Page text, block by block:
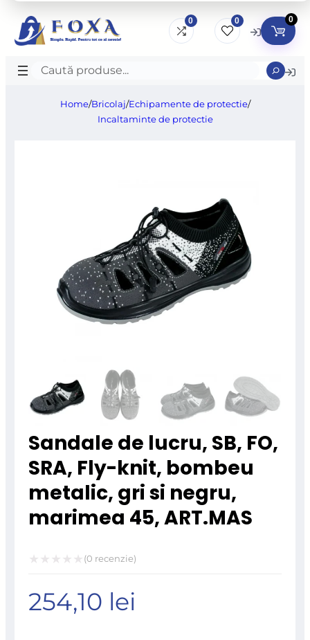
0 0 0
Caută
Home/Bricolaj/Echipamente de protectie/
Incaltaminte de protectie
Sandale de lucru, SB, FO,
SRA, Fly-knit, bombeu
metalic, gri si negru,
marimea 45, ART.MAS
la
(0 recenzie)
254,10 lei